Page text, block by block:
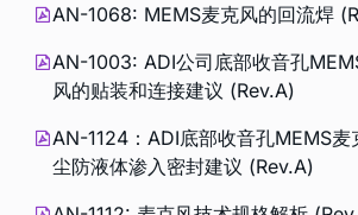
AN-1068: MEMS麦克风的回流焊
AN-1003: ADI公司底部收音孔
风的贴装和连接建议 (Rev.A)
AN-1124：ADI底部收音孔MEMS麦
尘防液体渗入密封建议 (Rev.A)